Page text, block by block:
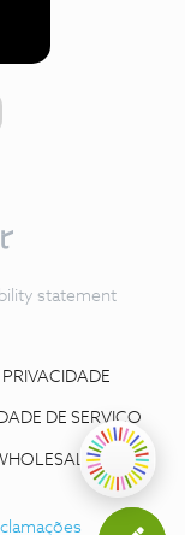
statement
DE SERVIÇO